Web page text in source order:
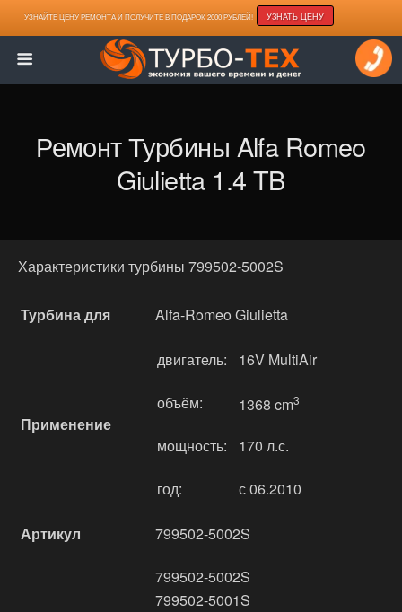
УЗНАЙТЕ ЦЕНУ РЕМОНТА И ПОЛУЧИТЕ В ПОДАРОК 2000 РУБЛЕЙ! УЗНАТЬ ЦЕНУ
Ремонт Турбины Alfa Romeo
Giulietta 1.4 TB
Характеристики турбины 799502-5002S
Турбина для Alfa-Romeo Giulietta
Применение
двигатель: 16V MultiAir
объём: 1368 cm3
мощность: 170 л.с.
год: с 06.2010
Артикул 799502-5002S
799502-5002S
799502-5001S